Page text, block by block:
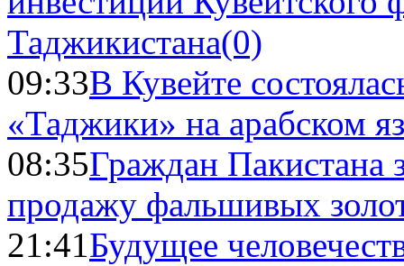
Таджикистана(0)
09:33В Кувейте
«Таджики» на арабском
08:35Граждан Пакистана
продажу фальшивых
21:41Будущее